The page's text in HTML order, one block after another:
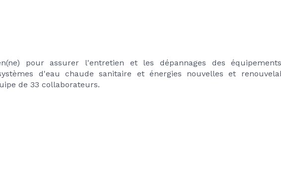
pour assurer l'entretien et les dépannages des équipements
d'eau chaude sanitaire et énergies nouvelles et
de 33 collaborateurs.